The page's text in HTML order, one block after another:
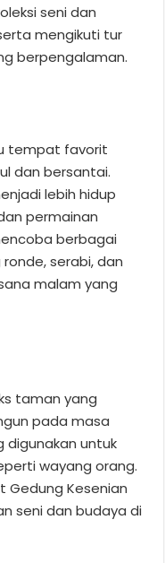
seni dan
mengikuti tur
berpengalaman.
tempat favorit
dan bersantai.
lebih hidup
permainan
berbagai
serabi, dan
malam yang
taman yang
pada masa
digunakan untuk
wayang orang.
Gedung Kesenian
seni dan budaya di